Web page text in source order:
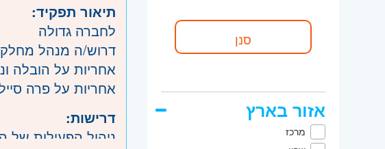
אזור בארץ
מרכז
תיאור תפקיד:
לחברה גדולה
דרוש/ה מנהל
אחריות על הובלה
אחריות על פרה
דרישות:
ניהול הפעילות של